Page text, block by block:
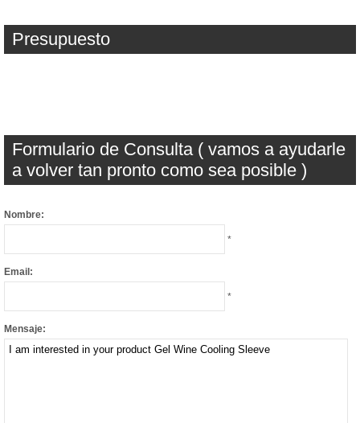
Presupuesto
Formulario de Consulta ( vamos a ayudarle
a volver tan pronto como sea posible )
Nombre:
*
Email:
*
Mensaje: